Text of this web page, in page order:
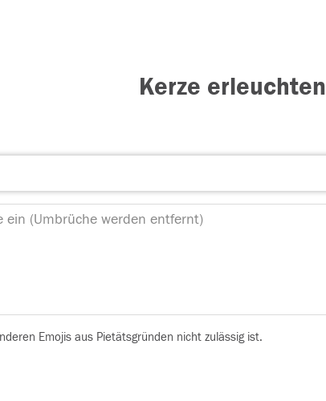
Kerze erleuchten
Emojis aus Pietätsgründen nicht zulässig ist.